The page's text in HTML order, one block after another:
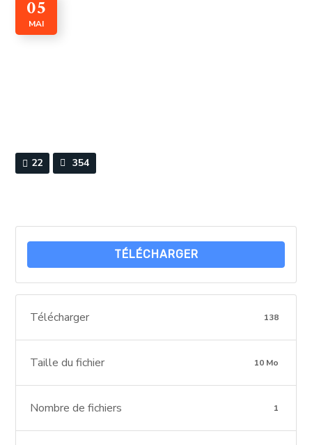
05
MAI
22 354
TÉLÉCHARGER
Télécharger 138
Taille du fichier 10 Mo
Nombre de fichiers 1